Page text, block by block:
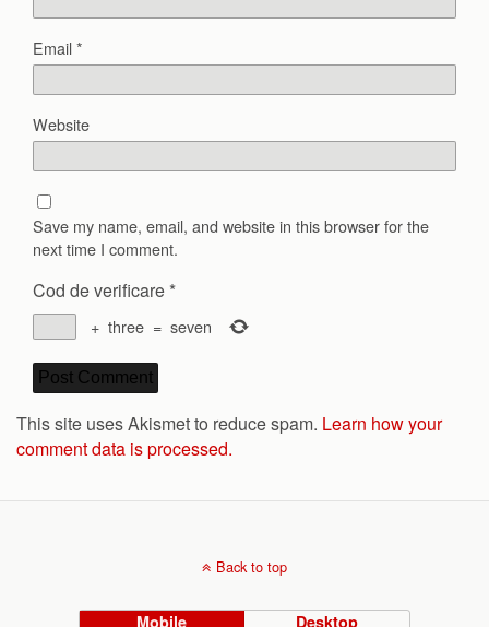
Email*
Website
Save my name, email, and website in this browser for the
next time I comment.
Cod de verificare *
+ three = seven
This site uses Akismet to reduce spam. Learn how your
comment data is processed.
Back to top
Mobile Desktop